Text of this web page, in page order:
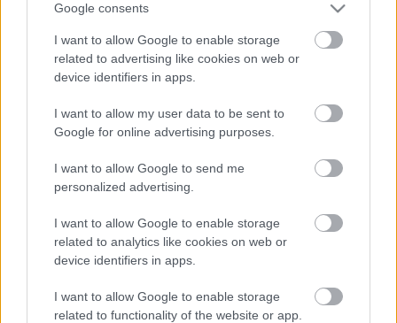
Google consents
I want to allow Google to enable storage
related to advertising like cookies on web or
device identifiers in apps.
I want to allow my user data to be sent to
Google for online advertising purposes.
I want to allow Google to send me
personalized advertising.
I want to allow Google to enable storage
related to analytics like cookies on web or
device identifiers in apps.
I want to allow Google to enable storage
related to functionality of the website or app.
HIRDETÉS
HIRDETÉS
HIRDETÉS
LEGOLVASOTTABB
Felújított üzletet nyitott Szekszárdon az
Auchan